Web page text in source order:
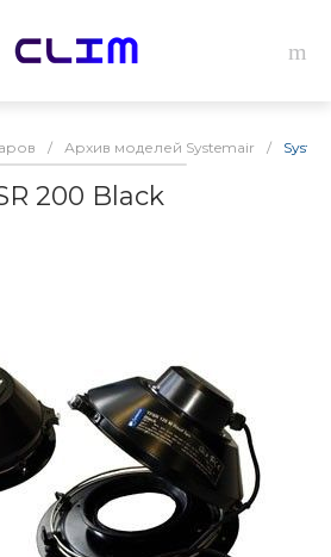
/ Архив моделей Systemair /
200 Black